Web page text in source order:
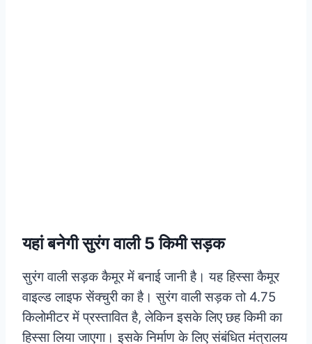
यहां बनेगी सुरंग वाली 5 किमी सड़क
सुरंग वाली सड़क कैमूर में बनाई जानी है। यह हिस्सा कैमूर
वाइल्ड लाइफ सेंक्चुरी का है। सुरंग वाली सड़क तो 4.75
किलोमीटर में प्रस्तावित है, लेकिन इसके लिए छह किमी का
हिस्सा लिया जाएगा। इसके निर्माण के लिए संबंधित मंत्रालय